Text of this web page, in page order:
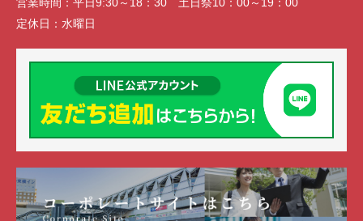
定休日： 水曜日